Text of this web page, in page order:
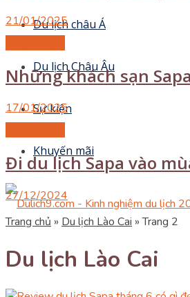
Du lịch châu Á
Du lịch Châu Âu
Sự kiện
Khuyến mãi
21/01/2025
Những khách sạn
17/01/2025
Đi du lịch Sapa vào
27/12/2024
Trang chủ » Du lịch Lào Cai »Trang 2
Du lịch Lào Cai